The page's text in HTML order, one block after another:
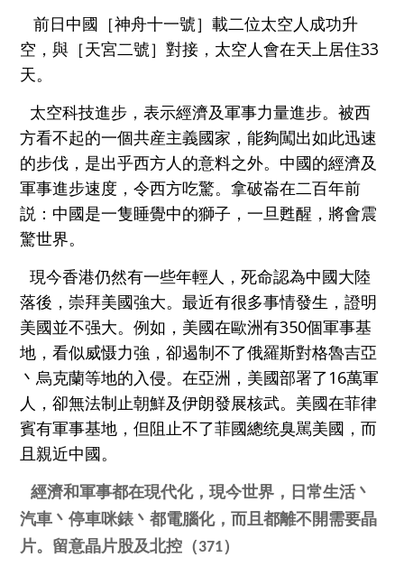
前日中國［神舟十一號］載二位太空人成功升
空，與［天宮二號］對接，太空人會在天上居住33
天。
太空科技進步，表示經濟及軍事力量進步。被西
方看不起的一個共産主義國家，能夠闖出如此迅速
的步伐，是出乎西方人的意料之外。 中國的經濟及
軍事進步速度，令西方吃驚。拿破崙在二百年前
説：中國是一隻睡覺中的獅子，一旦甦醒，將會震
驚世界。
現今香港仍然有一些年輕人，死命認為中國大陸
落後，崇拜美國強大。最近有很多事情發生，證明
美國並不强大。例如， 美國在歐洲有350個軍事基
地，看似威慑力強，卻遏制不了俄羅斯對格魯吉亞
丶烏克蘭等地的入侵。在亞洲， 美國部署了16萬軍
人，卻無法制止朝鮮及伊朗發展核武。美國在菲律
賓有軍事基地，但阻止不了菲國總统臭駡美國，而
且親近中國。
經濟和軍事都在現代化，現今世界，
日常生活丶
汽車丶停車咪錶丶都電腦化， 而且都離不開需要晶
片。留意晶片股及北控（371）